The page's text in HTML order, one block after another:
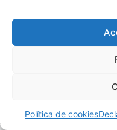
Política de cookies
© 2026 Diseño y